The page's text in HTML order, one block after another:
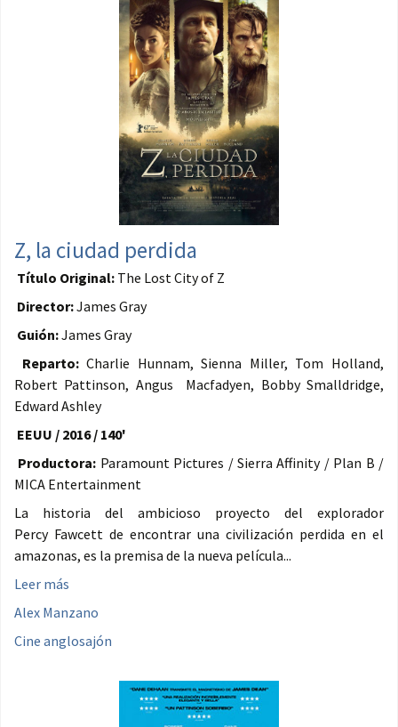
Z, la ciudad perdida
Título Original: The Lost City of Z
Director:James Gray
Guión:James Gray
Reparto:Charlie Hunnam, Sienna Miller, Tom Holland,
Robert Pattinson, Angus Macfadyen, Bobby Smalldridge,
Edward Ashley
EEUU / 2016 / 140'
Productora: Paramount Pictures / Sierra Affinity / Plan B /
MICA Entertainment
La historia del ambicioso proyecto del explorador
Percy Fawcett de encontrar una civilización perdida en el
amazonas, es la premisa de la nueva película...
Leer más
Alex Manzano
Cine anglosajón